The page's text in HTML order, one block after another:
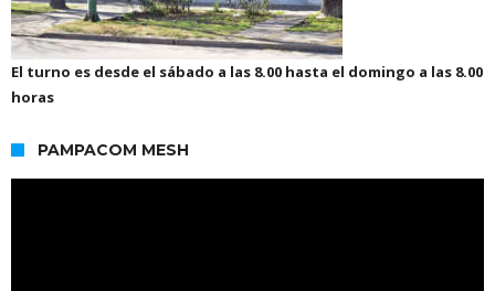
El turno es desde el sábado a las 8.00 hasta el domingo a las 8.00
horas
PAMPACOM MESH